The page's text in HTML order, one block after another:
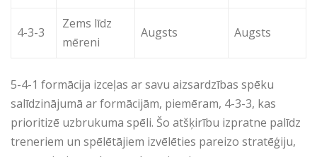
4-3-3
Zems līdz
mēreni
Augsts Augsts
5-4-1 formācija izceļas ar savu aizsardzības spēku
salīdzinājumā ar formācijām, piemēram, 4-3-3, kas
prioritizē uzbrukuma spēli. Šo atšķirību izpratne palīdz
treneriem un spēlētājiem izvēlēties pareizo stratēģiju,